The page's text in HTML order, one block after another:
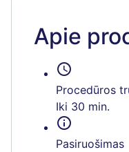
Apie
schedule
Procedūros
Iki 30 min.
info
Pasiruošimas